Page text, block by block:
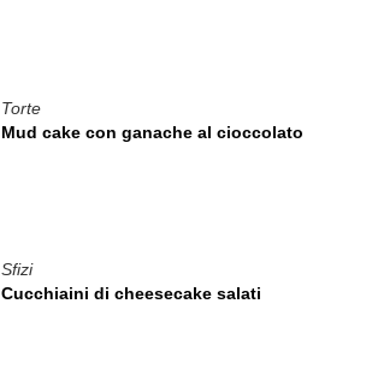
Mud cake con ganache al cioccolato
Torte
Cucchiaini di cheesecake salati
Sfizi